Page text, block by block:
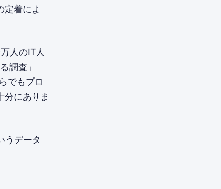
定着によ
人のIT人
調査」
でもプロ
分にありま
うデータ